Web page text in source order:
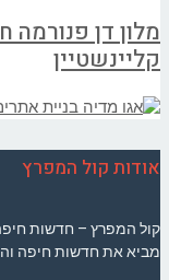
מלון דן
קליינשטיין
אודות קול המפרץ
קול המפרץ – חדשות
מביא את חדשות חיפה